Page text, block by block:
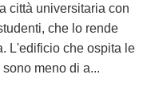
città universitaria con
che lo rende
L'edificio che ospita le
meno di a...